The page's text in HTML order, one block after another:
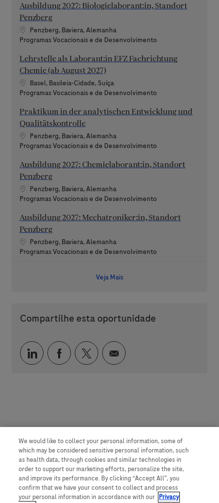
Ausbildung 2027: Biologielaborant:in, Standort
Penzberg
Localização
Penzberg, Baviera, Alemanha
Categoria
Programas Vocacionais e de Desenvolvimento
Lehrstelle als Laborant:in EFZ Fachrichtung
Chemie (ab August 2027)
Localização
Basel, Basileia-Cidade, Suíça
Categoria
Programas Vocacionais e de Desenvolvimento
Praktikum in der analytischen Entwicklung und
Qualitätskontrolle
Localização
Penzberg, Baviera, Alemanha
Categoria
Programas Vocacionais e de Desenvolvimento
Ausbildung 2027: Chemielaborant:in, Standort
Penzberg
Localização
Penzberg, Baviera, Alemanha
Categoria
Programas Vocacionais e de Desenvolvimento
Ausbildung 2027: Mechatroniker:in, Standort
Penzberg
Localização
Penzberg, Baviera, Alemanha
Categoria
Programas Vocacionais e de Desenvolvimento
Veja Mais
Compartilhe esta oportunidade
Compartilhar via LinkedIn
Compartilhar via Facebook
Compartilhar via twitter
Compartilhar via e-
We would like to collect your personal information, some of
which may be considered sensitive personal information, such
as health data, through cookies and similar technologies in
order to support our marketing efforts, personalize the site,
and improve its performance. By clicking “Accept All”, you
confirm that we have your consent to collect and process
your personal information in accordance with our Privacy